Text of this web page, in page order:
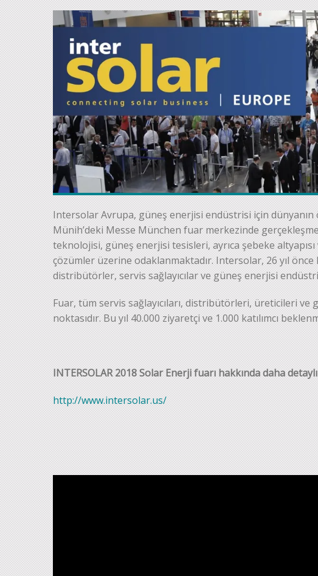
Intersolar Avrupa, güneş enerjisi endüstrisi için dünyanın
Münih’deki Messe München fuar merkezinde
teknolojisi, güneş enerjisi tesisleri, ayrıca şebeke
çözümler üzerine odaklanmaktadır. Intersolar, 26 yıl
distribütörler, servis sağlayıcılar ve güneş enerjisi
Fuar, tüm servis sağlayıcıları, distribütörleri, üreticileri
noktasıdır. Bu yıl 40.000 ziyaretçi ve 1.000 katılımcı
INTERSOLAR 2018 Solar Enerji fuarı hakkında daha
http://www.intersolar.us/